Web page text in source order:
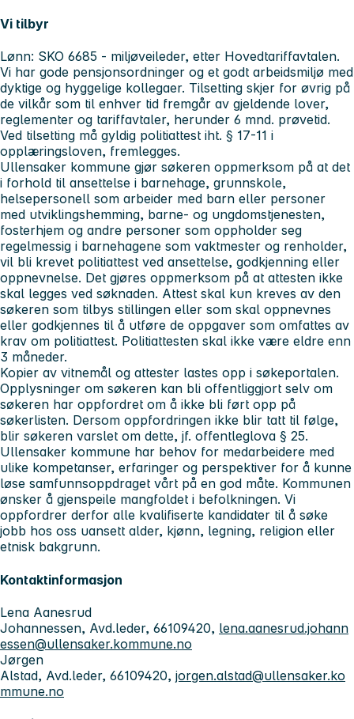
Vi tilbyr
Lønn: SKO 6685 - miljøveileder, etter Hovedtariffavtalen.
Vi har gode pensjonsordninger og et godt arbeidsmiljø med
dyktige og hyggelige kollegaer. Tilsetting skjer for øvrig på
de vilkår som til enhver tid fremgår av gjeldende lover,
reglementer og tariffavtaler, herunder 6 mnd. prøvetid.
Ved tilsetting må gyldig politiattest iht. § 17-11 i
opplæringsloven, fremlegges.
Ullensaker kommune gjør søkeren oppmerksom på at det
i forhold til ansettelse i barnehage, grunnskole,
helsepersonell som arbeider med barn eller personer
med utviklingshemming, barne- og ungdomstjenesten,
fosterhjem og andre personer som oppholder seg
regelmessig i barnehagene som vaktmester og renholder,
vil bli krevet politiattest ved ansettelse, godkjenning eller
oppnevnelse. Det gjøres oppmerksom på at attesten ikke
skal legges ved søknaden. Attest skal kun kreves av den
søkeren som tilbys stillingen eller som skal oppnevnes
eller godkjennes til å utføre de oppgaver som omfattes av
krav om politiattest. Politiattesten skal ikke være eldre enn
3 måneder.
Kopier av vitnemål og attester lastes opp i søkeportalen.
Opplysninger om søkeren kan bli offentliggjort selv om
søkeren har oppfordret om å ikke bli ført opp på
søkerlisten. Dersom oppfordringen ikke blir tatt til følge,
blir søkeren varslet om dette, jf. offentleglova § 25.
Ullensaker kommune har behov for medarbeidere med
ulike kompetanser, erfaringer og perspektiver for å kunne
løse samfunnsoppdraget vårt på en god måte. Kommunen
ønsker å gjenspeile mangfoldet i befolkningen. Vi
oppfordrer derfor alle kvalifiserte kandidater til å søke
jobb hos oss uansett alder, kjønn, legning, religion eller
etnisk bakgrunn.
Kontaktinformasjon
Lena Aanesrud
Johannessen, Avd.leder, 66109420, lena.aanesrud.johann
essen@ullensaker.kommune.no
Jørgen
Alstad, Avd.leder, 66109420, jorgen.alstad@ullensaker.ko
mmune.no